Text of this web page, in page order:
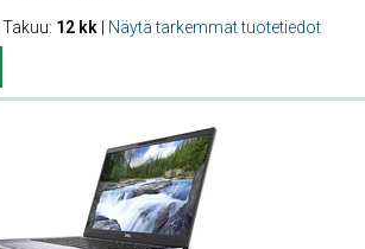
| Takuu: 12 kk Näytä tarkemmat tuotetiedot